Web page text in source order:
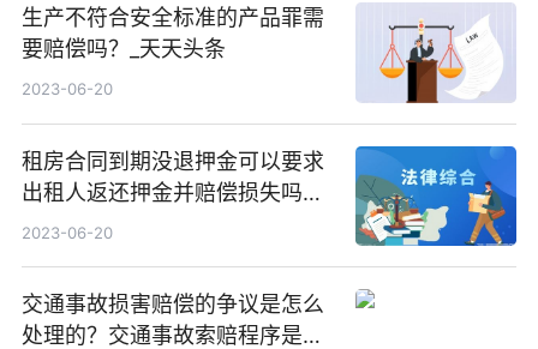
生产不符合安全标准的产品罪需
要赔偿吗？_天天头条
2023-06-20
租房合同到期没退押金可以要求
出租人返还押金并赔偿损失吗？
租房合同到期没退押金怎么办？
2023-06-20
交通事故损害赔偿的争议是怎么
处理的？交通事故索赔程序是什